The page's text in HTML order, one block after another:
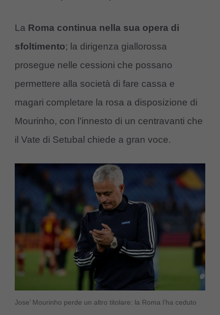
La Roma continua nella sua opera di
sfoltimento; la dirigenza giallorossa
prosegue nelle cessioni che possano
permettere alla società di fare cassa e
magari completare la rosa a disposizione di
Mourinho, con l’innesto di un centravanti che
il Vate di Setubal chiede a gran voce.
Jose’ Mourinho perde un altro titolare: la Roma l’ha ceduto